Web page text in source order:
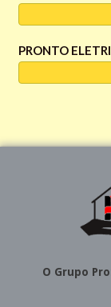
PRONTO
O Grupo